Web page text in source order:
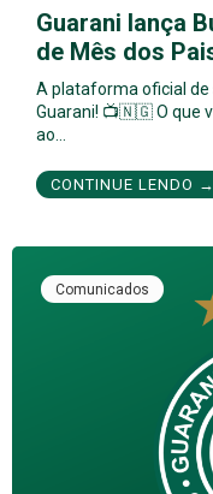
Guarani lança
de Mês dos
A plataforma oficial
Guarani! 📺🇳🇬 O que
ao…
CONTINUE LENDO →
Comunicados